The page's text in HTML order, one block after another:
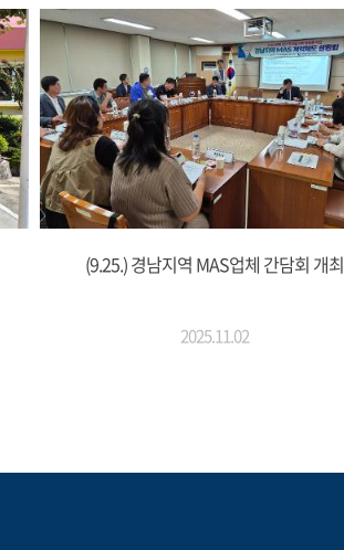
(9.25.) 경남지역 MAS업체 간담회 개최
2025.11.02